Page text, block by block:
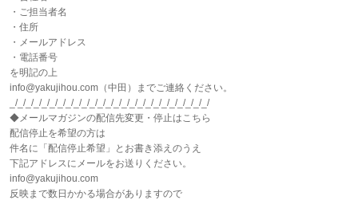
・ご担当者名
・住所
・メールアドレス
・電話番号
を明記の上
info@yakujihou.com（中田）までご連絡ください。
_/_/_/_/_/_/_/_/_/_/_/_/_/_/_/_/_/_/_/_/_/_/_/_/_/
◆メールマガジンの配信先変更・停止はこちら
配信停止を希望の方は
件名に「配信停止希望」とお書き添えのうえ
下記アドレスにメールをお送りください。
info@yakujihou.com
反映まで数日かかる場合がありますので